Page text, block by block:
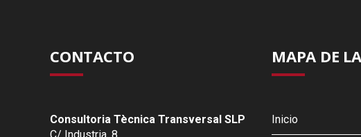
CONTACTO
Consultoria Tècnica Transversal SLP
MAPA DE
Inicio